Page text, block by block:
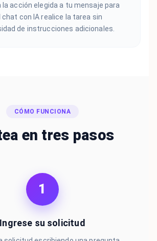
la acción elegida a tu mensaje para
chat con IA realice la tarea sin
de instrucciones adicionales.
CÓMO FUNCIONA
en tres pasos
1
Ingrese su solicitud